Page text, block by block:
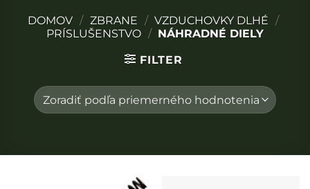
DOMOV / ZBRANE / VZDUCHOVKY DLHÉ /
PRÍSLUŠENSTVO / NÁHRADNÉ DIELY
FILTER